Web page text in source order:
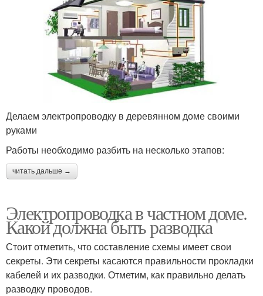
Делаем электропроводку в деревянном доме своими
руками
Работы необходимо разбить на несколько этапов:
читать дальше →
Электропроводка в частном доме.
Какой должна быть разводка
Стоит отметить, что составление схемы имеет свои
секреты. Эти секреты касаются правильности прокладки
кабелей и их разводки. Отметим, как правильно делать
разводку проводов.